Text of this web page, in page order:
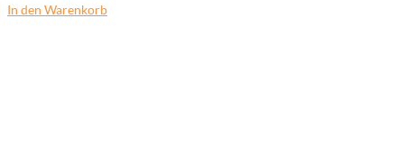
In den Warenkorb